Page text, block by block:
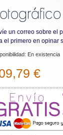
un correo sobre el
el primero en opinar
En existencia
€